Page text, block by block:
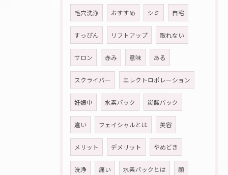
毛穴洗浄 おすすめ シミ 自宅
すっぴん リフトアップ 取れない
サロン 赤み 意味 ある
スクライバー エレクトロポレーション
妊娠中 水素パック 炭酸パック
違い フェイシャルとは 美容
メリット デメリット やめどき
洗浄 痛い 水素パックとは 顔